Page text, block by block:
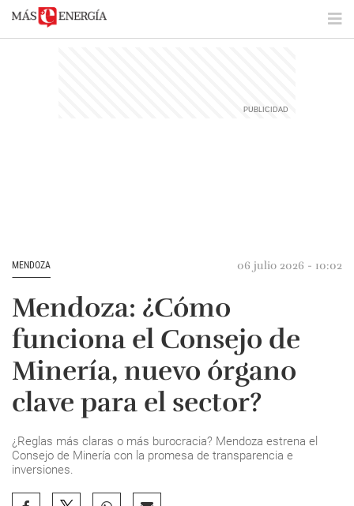
MENDOZA 06 julio 2026 - 10:02
Mendoza: ¿Cómo
funciona el Consejo de
Minería, nuevo órgano
clave para el sector?
¿Reglas más claras o más burocracia? Mendoza estrena el
Consejo de Minería con la promesa de transparencia e
inversiones.